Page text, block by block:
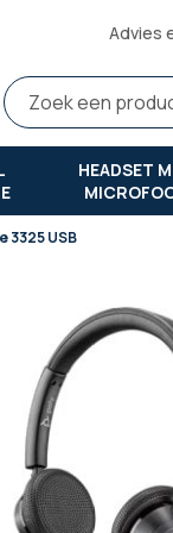
Advies
HEADSET
3325 USB